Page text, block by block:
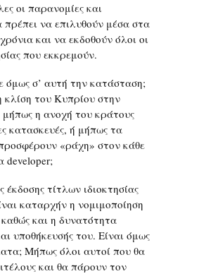
οι παρανομίες και
πρέπει να επιλυθούν μέσα στα
και να εκδοθούν όλοι οι
που εκκρεμούν.
όμως σ’ αυτή την κατάσταση;
κλίση του Κυπρίου στην
η ανοχή του κράτους
κατασκευές, ή μήπως τα
«ράχη» στον κάθε
developer;
τίτλων ιδιοκτησίας
καταρχήν η νομιμοποίηση
και η δυνατότητα
υποθήκευσής του. Είναι όμως
Μήπως όλοι αυτοί που θα
και θα πάρουν τον